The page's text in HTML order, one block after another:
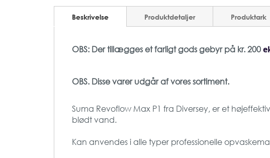
Beskrivelse
OBS: Der tillægges et farligt gods gebyr på kr. 200
OBS. Disse varer udgår af vores sortiment.
Suma Revoflow Max P1 fra Diversey, er et
blødt vand.
Kan anvendes i alle typer professionelle
Produktdetaljer Produktark